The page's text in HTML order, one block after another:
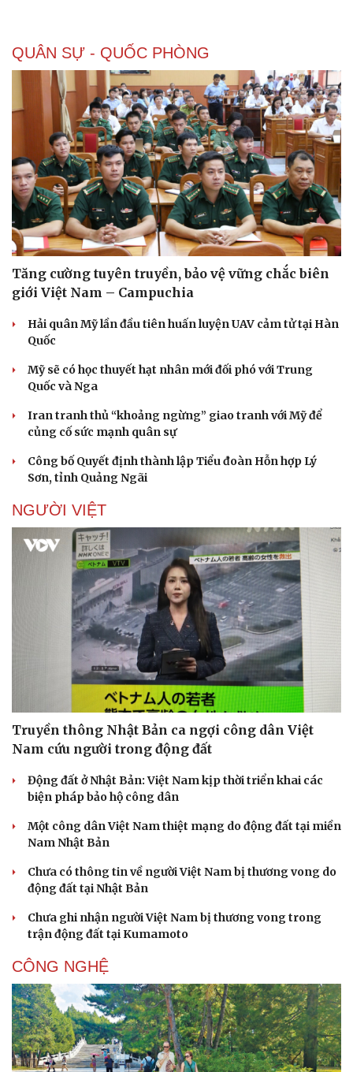
Bóng đá
Lịch thi đấu bóng đá
Thế giới thể thao
eSports
Hậu trường
Ô tô
Xe máy
Tư vấn
QUÂN SỰ - QUỐC PHÒNG
Tăng cường tuyên truyền, bảo vệ vững chắc biên
giới Việt Nam – Campuchia
Hải quân Mỹ lần đầu tiên huấn luyện UAV cảm tử tại Hàn
Quốc
Mỹ sẽ có học thuyết hạt nhân mới đối phó với Trung
Quốc và Nga
Iran tranh thủ “khoảng ngừng” giao tranh với Mỹ để
củng cố sức mạnh quân sự
Công bố Quyết định thành lập Tiểu đoàn Hỗn hợp Lý
Sơn, tỉnh Quảng Ngãi
NGƯỜI VIỆT
Truyền thông Nhật Bản ca ngợi công dân Việt
Nam cứu người trong động đất
Động đất ở Nhật Bản: Việt Nam kịp thời triển khai các
biện pháp bảo hộ công dân
Một công dân Việt Nam thiệt mạng do động đất tại miền
Nam Nhật Bản
Chưa có thông tin về người Việt Nam bị thương vong do
động đất tại Nhật Bản
Chưa ghi nhận người Việt Nam bị thương vong trong
trận động đất tại Kumamoto
CÔNG NGHỆ